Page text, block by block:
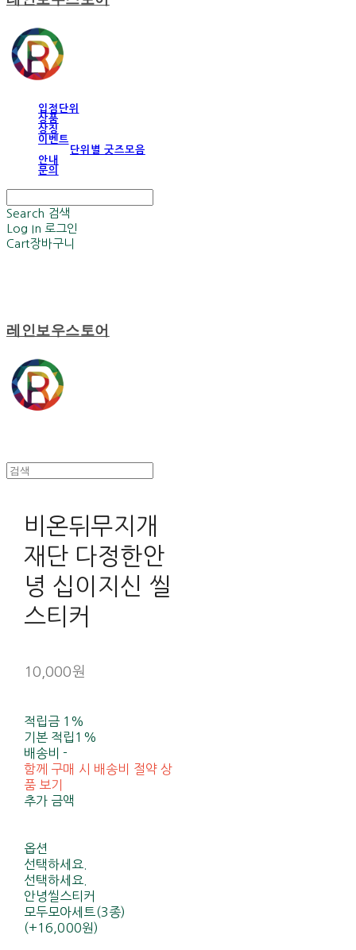
입점단위
상품
상징
이벤트
단위별 굿즈모음
안내
문의
Search 검색
Log In 로그인
Cart장바구니
레인보우스토어
비온뒤무지개
재단 다정한안
녕 십이지신 씰
스티커
10,000원
적립금 1%
기본 적립 1%
배송비-
함께 구매 시 배송비 절약 상
품 보기
추가 금액
옵션
선택하세요.
선택하세요.
안녕씰스티커
모두모아세트(3종)
(+16,000원)